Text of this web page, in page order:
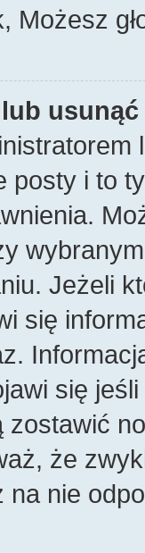
Możesz
posty i to
Jeżeli
się
się
zostawić
że
nie